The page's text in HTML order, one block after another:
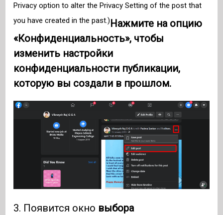
Privacy option to alter the Privacy Setting of the post that
you have created in the past.)Нажмите на опцию
«Конфиденциальность», чтобы
изменить настройки
конфиденциальности публикации,
которую вы создали в прошлом.
3. Появится окно выбора